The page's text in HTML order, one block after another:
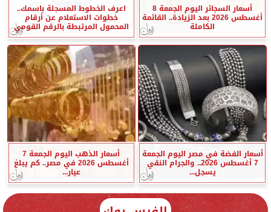
أسعار السجائر اليوم الجمعة 8
أغسطس 2026 بعد الزيادة.. القائمة
الكاملة
اعرف الخطوط المسجلة باسمك..
خطوات الاستعلام عن أرقام
المحمول المرتبطة بالرقم القومي
أسعار الفضة في مصر اليوم الجمعة
7 أغسطس 2026.. والجرام النقي
يسجل...
أسعار الذهب اليوم الجمعة 7
أغسطس 2026 في مصر.. كم يبلغ
عيار...